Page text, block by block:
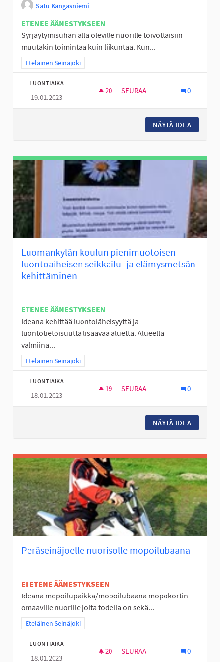
Satu Kangasniemi
ETENEE ÄÄNESTYKSEEN
Syrjäytymisuhan alla oleville nuorille toivottaisiin
muutakin toimintaa kuin liikuntaa. Kun...
Rajaa tulokset teeman mukaan: Eteläinen Seinäjoki
Eteläinen Seinäjoki
LUONTIAIKA
19.01.2023
20 20 SEURAAJAA
SEURAA 0
NÄYTÄ IDEA
Luomankylän koulun pienimuotoisen
luontoaiheisen seikkailu- ja elämysmetsän
kehittäminen
ETENEE ÄÄNESTYKSEEN
Ideana kehittää luontoläheisyyttä ja
luontotietoisuutta lisäävää aluetta. Alueella
valmiina...
Rajaa tulokset teeman mukaan: Eteläinen Seinäjoki
Eteläinen Seinäjoki
LUONTIAIKA
18.01.2023
19 19 SEURAAJAA
SEURAA 0
NÄYTÄ IDEA
Peräseinäjoelle nuorisolle mopoilubaana
EI ETENE ÄÄNESTYKSEEN
Ideana mopoilupaikka/mopoilubaana mopokortin
omaaville nuorille joita todella on sekä...
Rajaa tulokset teeman mukaan: Eteläinen Seinäjoki
Eteläinen Seinäjoki
LUONTIAIKA
18.01.2023
20 20 SEURAAJAA
SEURAA 0